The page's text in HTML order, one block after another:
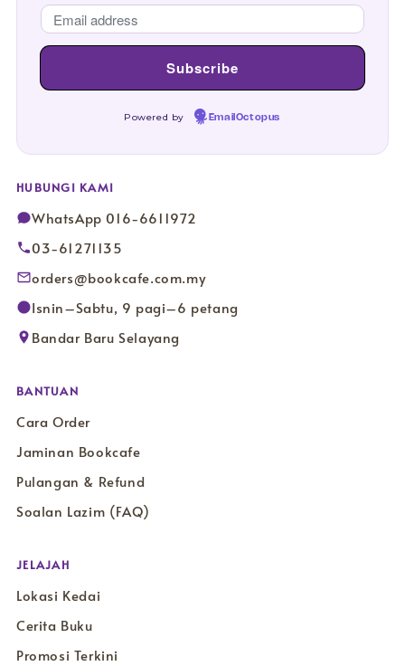
Powered by EmailOctopus
HUBUNGI KAMI
WhatsApp 016-6611972
03-61271135
orders@bookcafe.com.my
Isnin–Sabtu, 9 pagi–6 petang
Bandar Baru Selayang
BANTUAN
Cara Order
Jaminan Bookcafe
Pulangan & Refund
Soalan Lazim (FAQ)
JELAJAH
Lokasi Kedai
Cerita Buku
Promosi Terkini